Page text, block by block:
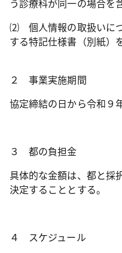
う診療科が同一の場合を
⑵ 個人情報の取扱いに
する特記仕様書（別紙）
２ 事業実施期間
協定締結の日から令和９
３ 都の負担金
具体的な金額は、都と採
決定することとする。
４ スケジュール